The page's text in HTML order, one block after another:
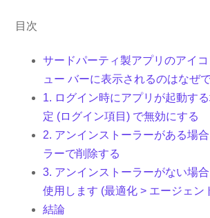
目次
サードパーティ製アプリのアイ
ュー バーに表示されるのはなぜ
1. ログイン時にアプリが起動す
定 (ログイン項目) で無効にする
2. アンインストーラーがある場
ラーで削除する
3. アンインストーラーがない場
使用します (最適化 > エージェン
結論